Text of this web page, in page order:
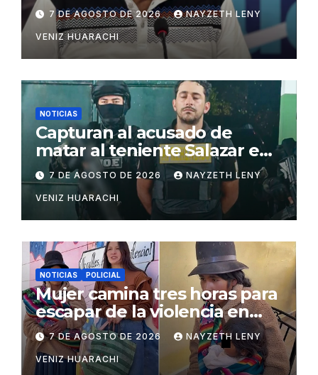
7 DE AGOSTO DE 2026 NAYZETH LENY
VENIZ HUARACHI
NOTICIAS
Capturan al acusado de
matar al teniente Salazar en
San Matías
7 DE AGOSTO DE 2026 NAYZETH LENY
VENIZ HUARACHI
NOTICIAS POLICIAL
Mujer camina tres horas para
escapar de la violencia en
Potosí
7 DE AGOSTO DE 2026 NAYZETH LENY
VENIZ HUARACHI